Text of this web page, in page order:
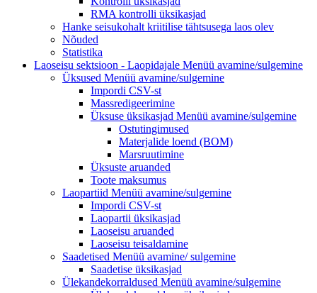
RMA kontrolli üksikasjad
Hanke seisukohalt kriitilise tähtsusega laos olev
Nõuded
Statistika
Laoseisu sektsioon - Laopidajale Menüü avamine/sulgemine
Üksused Menüü avamine/sulgemine
Impordi CSV-st
Massredigeerimine
Üksuse üksikasjad Menüü avamine/sulgemine
Ostutingimused
Materjalide loend (BOM)
Marsruutimine
Üksuste aruanded
Toote maksumus
Laopartiid Menüü avamine/sulgemine
Impordi CSV-st
Laopartii üksikasjad
Laoseisu aruanded
Laoseisu teisaldamine
Saadetised Menüü avamine/sulgemine
Saadetise üksikasjad
Ülekandekorraldused Menüü avamine/sulgemine